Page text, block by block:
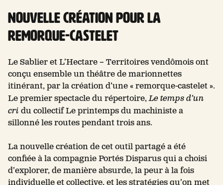
Nouvelle création pour la
remorque-castelet
Le Sablier et L’Hectare – Territoires vendômois ont
conçu ensemble un théâtre de marionnettes
itinérant, par la création d’une « remorque-castelet ».
Le premier spectacle du répertoire,Le temps d’un
cri du collectif Le printemps du machiniste a
sillonné les routes pendant trois ans.
La nouvelle création de cet outil partagé a été
confiée à la compagnie Portés Disparus qui a choisi
d’explorer, de manière absurde, la peur à la fois
individuelle et collective, et les stratégies qu’on met